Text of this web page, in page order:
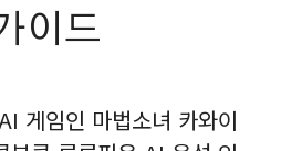
이드
게임인 마법소녀 카와이